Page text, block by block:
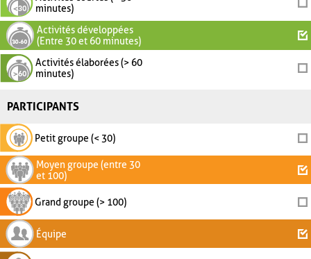
minutes)
Activités développées
(Entre 30 et 60 minutes)
Activités élaborées (> 60
minutes)
PARTICIPANTS
Petit groupe (< 30)
Moyen groupe (entre 30
et 100)
Grand groupe (> 100)
Équipe